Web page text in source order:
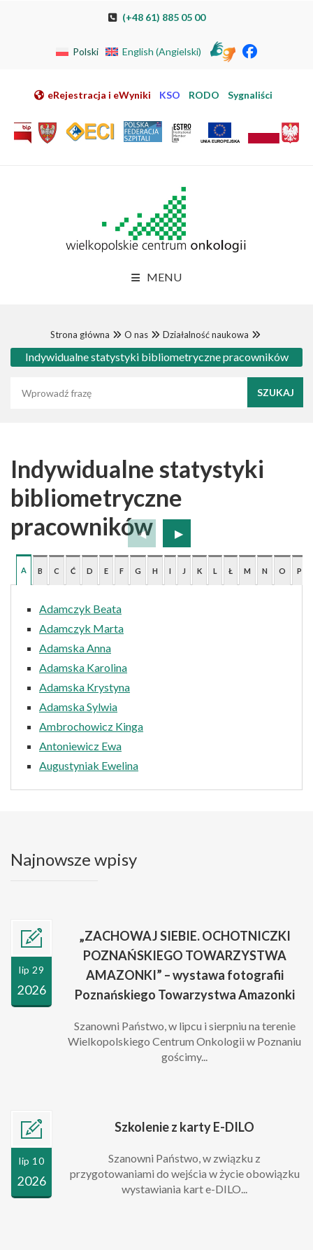
Przeskocz do nawigacji
Przejdź do mapy strony
Przejdź do elektronicznej rejestracji pacjenta
(+48 61) 885 05 00
Polski English (Angielski)
eRejestracja i eWyniki KSO RODO Sygnaliści
MENU
Strona główna O nas Działalność naukowa
Indywidualne statystyki bibliometryczne pracowników
Indywidualne statystyki
bibliometryczne
pracowników
A B C Ć D E F G H I J K L Ł M N O P
Adamczyk Beata
Adamczyk Marta
Adamska Anna
Adamska Karolina
Adamska Krystyna
Adamska Sylwia
Ambrochowicz Kinga
Antoniewicz Ewa
Augustyniak Ewelina
Najnowsze wpisy
lip 29
2026
„ZACHOWAJ SIEBIE. OCHOTNICZKI
POZNAŃSKIEGO TOWARZYSTWA
AMAZONKI” – wystawa fotografii
Poznańskiego Towarzystwa Amazonki
Szanowni Państwo, w lipcu i sierpniu na terenie
Wielkopolskiego Centrum Onkologii w Poznaniu
gościmy...
lip 10
2026
Szkolenie z karty E-DILO
Szanowni Państwo, w związku z
przygotowaniami do wejścia w życie obowiązku
wystawiania kart e-DILO...